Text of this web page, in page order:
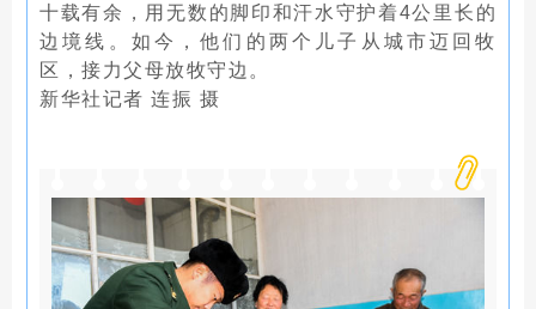
十载有余，用无数的脚印和汗水守护着4公里长的
边境线。如今，他们的两个儿子从城市迈回牧
区，接力父母放牧守边。
新华社记者 连振 摄